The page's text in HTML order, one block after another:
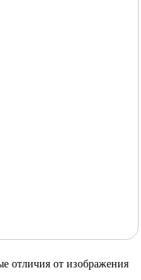
отличия от изображения